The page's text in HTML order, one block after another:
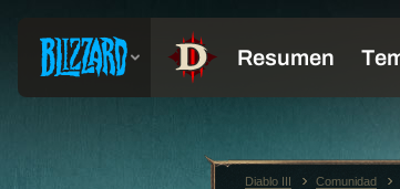
Diablo III Comunidad